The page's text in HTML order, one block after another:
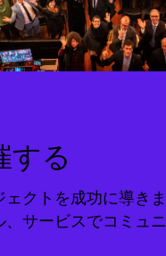
する
クトを成功に導きま
サービスでコミュニ